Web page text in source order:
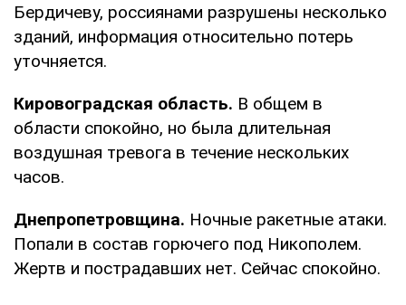
Бердичеву, россиянами разрушены несколько
зданий, информация относительно потерь
уточняется.
Кировоградская область. В общем в
области спокойно, но была длительная
воздушная тревога в течение нескольких
часов.
Днепропетровщина. Ночные ракетные атаки.
Попали в состав горючего под Никополем.
Жертв и пострадавших нет. Сейчас спокойно.